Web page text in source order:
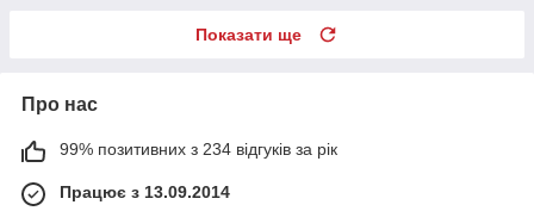
Показати ще
Про нас
99% позитивних з 234 відгуків за рік
Працює з 13.09.2014